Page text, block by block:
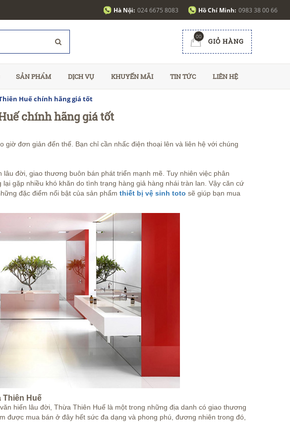
Hà Nội: 024 6675 8083 Hồ Chí Minh: 0983 38 00 66
00
GIỎ HÀNG
SẢN PHẨM DỊCH VỤ KHUYẾN MÃI TIN TỨC LIÊN HỆ
Huế chính hãng giá tốt
chính hãng giá tốt
đơn giản đến thế. Bạn chỉ cần nhấc điện thoại lên và liên hệ với chúng
đời, giao thương buôn bán phát triển mạnh mẽ. Tuy nhiên việc phân
lại gặp nhiều khó khăn do tình trạng hàng giả hàng nhái tràn lan. Vậy căn cứ
đặc điểm nổi bật của sản phẩm thiết bị vệ sinh toto sẽ giúp bạn mua
Thiên Huế
hiến lâu đời, Thừa Thiên Huế là một trong những địa danh có giao thương
được mua bán ở đây hết sức đa dạng và phong phú, đương nhiên trong đó,